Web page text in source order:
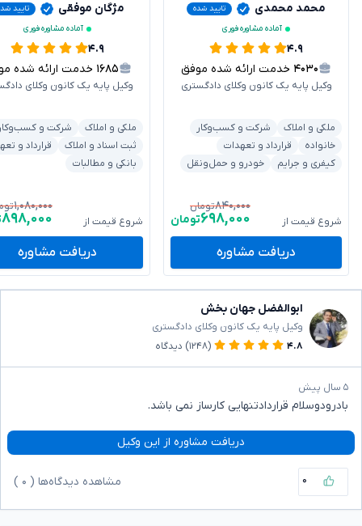
محمد محمدی
تایید شده
آماده مشاوره فوری
۴.۹
۴۰۳۰ خدمت ارائه شده موفق
وکیل پایه یک کانون وکلای دادگستری
ملکی و املاک
شرکت و کسب‌وکار
خانواده
قرارداد و تعهدات
کیفری و جرایم
خودرو و حمل‌ونقل
شروع قیمت از
۸۴۰,۰۰۰تومان
۶۹۸,۰۰۰تومان
دریافت مشاوره
مژگان موفقی
تایید
آماده مشاوره فوری
۴.۹
۱۶۸۵ خدمت ارائه شده موفق
وکیل پایه یک کانون وکلای
ملکی و املاک
شرکت و
ثبت اسناد و املاک
قرارداد و
بانکی و مطالبات
شروع قیمت از
۱,۰۸۰,۰۰۰
۸۹۸,۰۰۰
دریافت مشاوره
ابوالفضل جهان بخش
وکیل پایه یک کانون وکلای دادگستری
۴.۸
(۱۲۴۸) دیدگاه
۵ سال پیش
بادرودوسلام قراردادتنهایی کارساز نمی باشد.
دریافت مشاوره از این وکیل
۰ مشاهده دیدگاه‌ها ( ۰